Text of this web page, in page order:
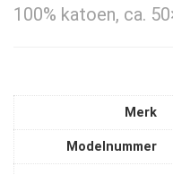
100% katoen, ca.
Merk
Modelnummer